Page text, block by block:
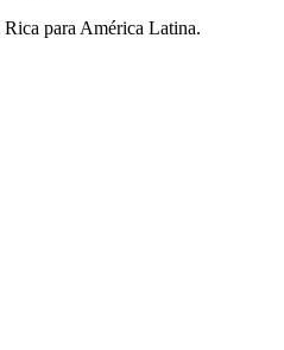
para América Latina.